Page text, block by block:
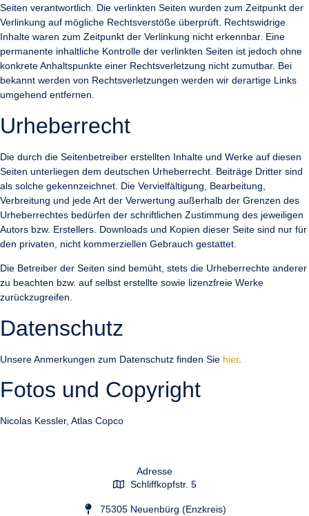
Seiten verantwortlich. Die verlinkten Seiten wurden zum Zeitpunkt der
Verlinkung auf mögliche Rechtsverstöße überprüft. Rechtswidrige
Inhalte waren zum Zeitpunkt der Verlinkung nicht erkennbar. Eine
permanente inhaltliche Kontrolle der verlinkten Seiten ist jedoch ohne
konkrete Anhaltspunkte einer Rechtsverletzung nicht zumutbar. Bei
bekannt werden von Rechtsverletzungen werden wir derartige Links
umgehend entfernen.
Urheberrecht
Die durch die Seitenbetreiber erstellten Inhalte und Werke auf diesen
Seiten unterliegen dem deutschen Urheberrecht. Beiträge Dritter sind
als solche gekennzeichnet. Die Vervielfältigung, Bearbeitung,
Verbreitung und jede Art der Verwertung außerhalb der Grenzen des
Urheberrechtes bedürfen der schriftlichen Zustimmung des jeweiligen
Autors bzw. Erstellers. Downloads und Kopien dieser Seite sind nur für
den privaten, nicht kommerziellen Gebrauch gestattet.
Die Betreiber der Seiten sind bemüht, stets die Urheberrechte anderer
zu beachten bzw. auf selbst erstellte sowie lizenzfreie Werke
zurückzugreifen.
Datenschutz
Unsere Anmerkungen zum Datenschutz finden Sie hier.
Fotos und Copyright
Nicolas Kessler, Atlas Copco
Adresse
Schliffkopfstr. 5
75305 Neuenbürg (Enzkreis)